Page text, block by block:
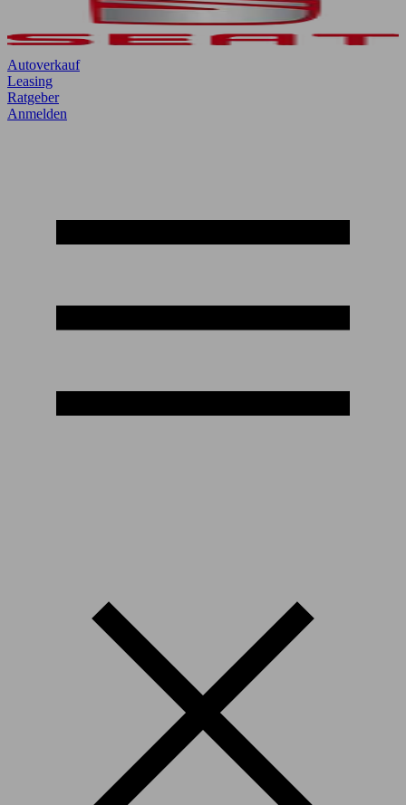
Autoverkauf
Leasing
Ratgeber
Anmelden